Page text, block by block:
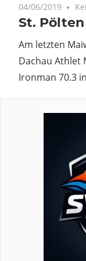
04/06/2019
St.
Am letzten
Dachau Athlet
Ironman 70.3